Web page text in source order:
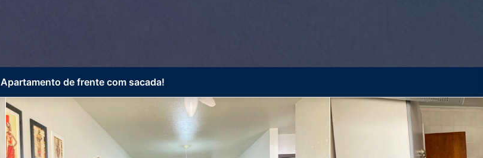
Apartamento de frente com sacada!